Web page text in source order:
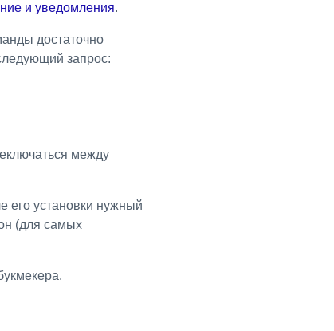
и уведомления.
достаточно
запрос:
между
его установки нужный
(для самых